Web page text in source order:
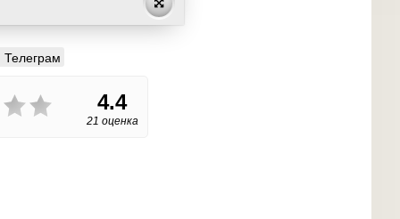
Телеграм
4.4
21 оценка